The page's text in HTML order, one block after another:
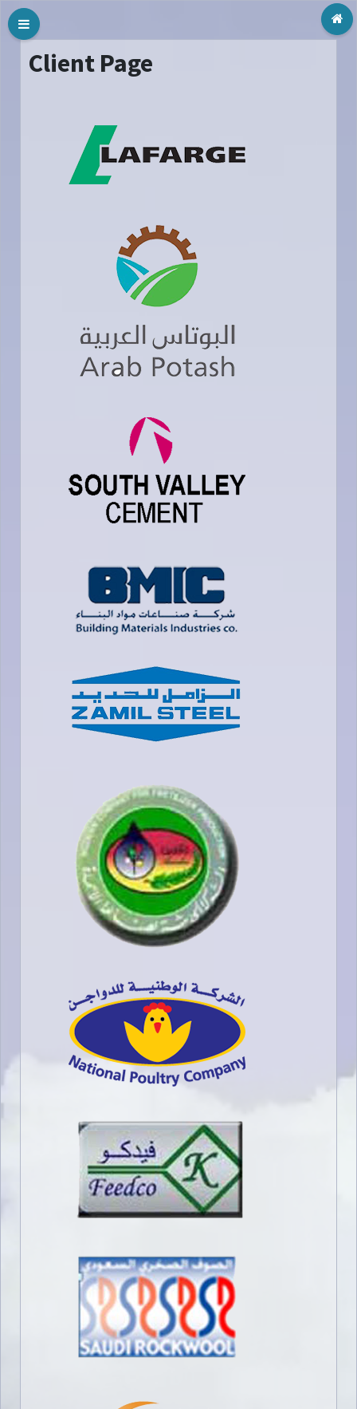
Client Page